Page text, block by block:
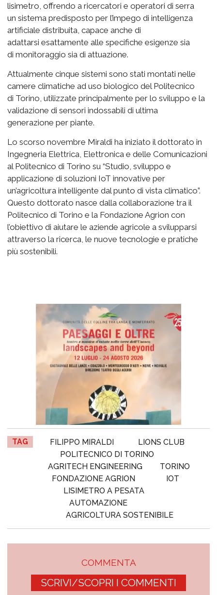
lisimetro, offrendo a ricercatori e operatori di serra
un sistema predisposto per l’impego di intelligenza
artificiale distribuita, capace anche di
adattarsi esattamente alle specifiche esigenze sia
di monitoraggio sia di attuazione.
Attualmente cinque sistemi sono stati montati nelle
camere climatiche ad uso biologico del Politecnico
di Torino, utilizzate principalmente per lo sviluppo e la
validazione di sensori indossabili di ultima
generazione per piante.
Lo scorso novembre Miraldi ha iniziato il dottorato in
Ingegneria Elettrica, Elettronica e delle Comunicazioni
al Politecnico di Torino su “Studio, sviluppo e
applicazione di soluzioni IoT innovative per
un’agricoltura intelligente dal punto di vista climatico”.
Questo dottorato nasce dalla collaborazione tra il
Politecnico di Torino e la Fondazione Agrion con
l’obiettivo di aiutare le aziende agricole a svilupparsi
attraverso la ricerca, le nuove tecnologie e pratiche
più sostenibili.
TAG FILIPPO MIRALDI
LIONS CLUB
POLITECNICO DI TORINO
AGRITECH ENGINEERING
TORINO
FONDAZIONE AGRION
IOT
LISIMETRO A PESATA
AUTOMAZIONE
AGRICOLTURA SOSTENIBILE
COMMENTA
SCRIVI/SCOPRI I COMMENTI